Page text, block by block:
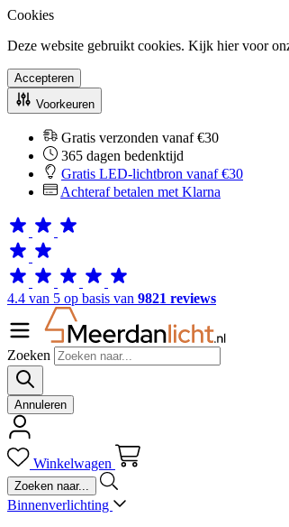
Cookies
Deze website gebruikt cookies. Kijk hier voor
Accepteren
Voorkeuren
Gratis verzonden vanaf €30
365 dagen bedenktijd
Gratis LED-lichtbron vanaf €30
Achteraf betalen met Klarna
4.4 van 5 op basis van 9821 reviews
Zoeken
Annuleren
Winkelwagen
Binnenverlichting